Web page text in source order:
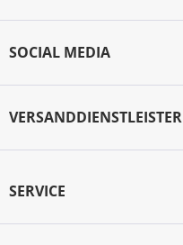
SOCIAL MEDIA
VERSANDDIENSTLEISTER
SERVICE